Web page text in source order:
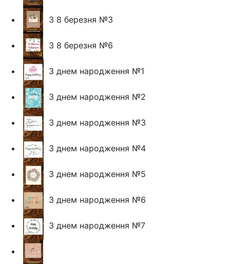
З 8 березня №3
З 8 березня №6
З днем народження №1
З днем народження №2
З днем народження №3
З днем народження №4
З днем народження №5
З днем народження №6
З днем народження №7